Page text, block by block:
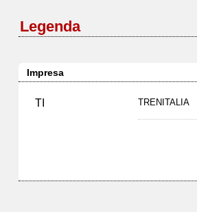
Legenda
Impresa
TI TRENITALIA